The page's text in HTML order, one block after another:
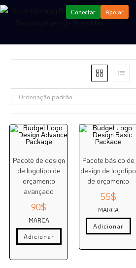
Conectar Apoiar
Ordenação padrão
Pacote de design
de logotipo de
orçamento
avançado
90$
MARCA
Adicionar
Pacote básico de
design de logotipo
de orçamento
55$
MARCA
Adicionar